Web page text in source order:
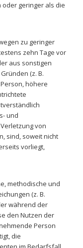
geringer als die
zu geringer
zehn Tage vor
aus sonstigen
(z. B.
höhere
und
von
sind, soweit nicht
vorliegt,
methodische und
(z. B.
während der
den Nutzen der
Person
die